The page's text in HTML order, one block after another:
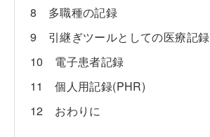
8 多職種の記録
9 引継ぎツールとしての医療記録
10 電子患者記録
11 個人用記録(PHR)
12 おわりに